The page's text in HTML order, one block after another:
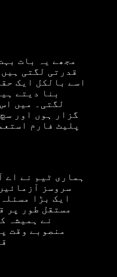
مجھے یہ بات
قدرتی لگتی
اسے بالکل ایک
بنا دیتے
لگتی۔ میں
گزار ہوں اور
پلیٹ فارم
ہماری ٹیم نے اے
سروسز
ایک بڑا
مستقل طور پر
منصوبے وقت